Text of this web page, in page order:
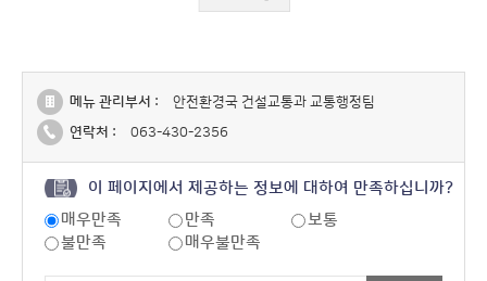
메뉴 관리부서 :
안전환경국 건설교통과 교통행정팀
연락처 :
063-430-2356
이 페이지에서 제공하는 정보에 대하여 만족하십니까?
매우만족
만족
보통
불만족
매우불만족